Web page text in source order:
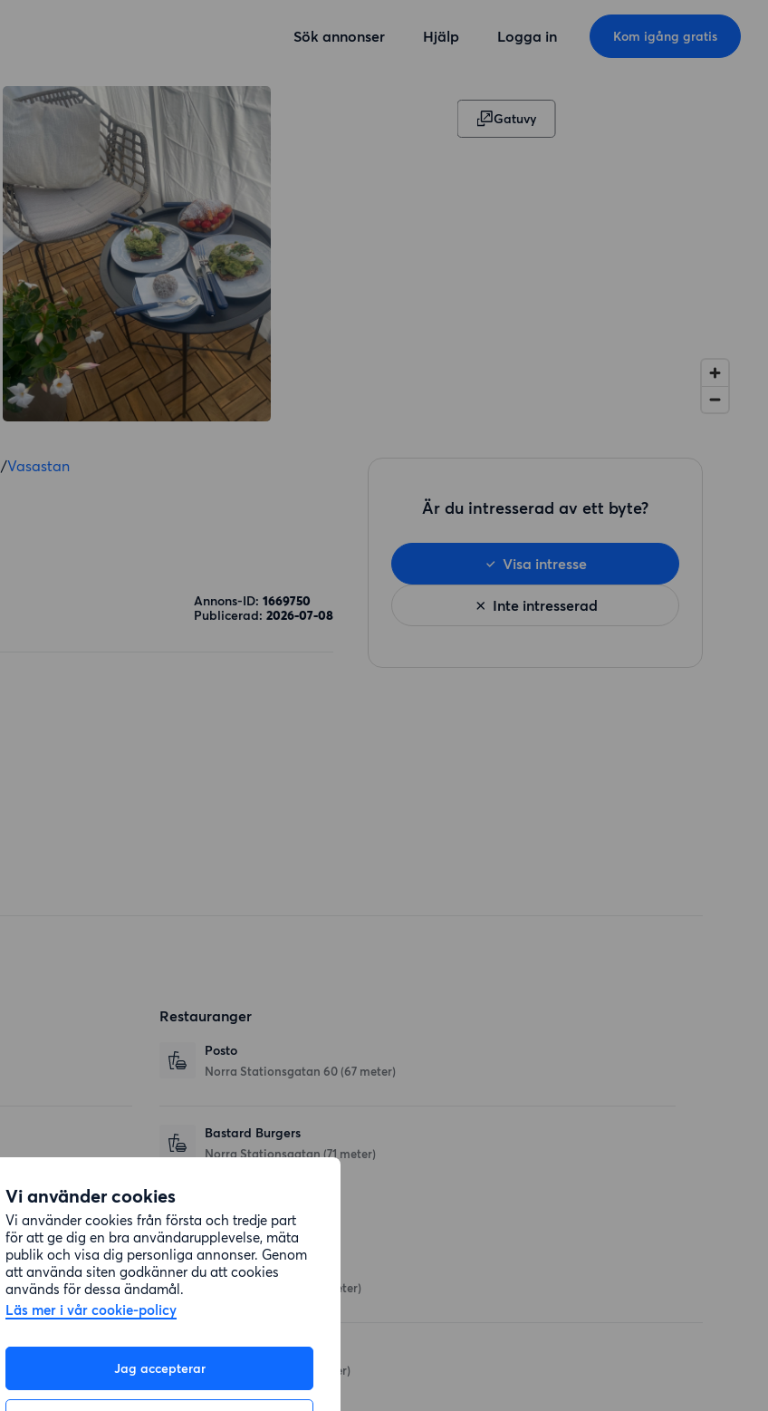
Vi använder cookies
Vi använder cookies från första och tredje part
för att ge dig en bra användarupplevelse, mäta
publik och visa dig personliga annonser. Genom
att använda siten godkänner du att cookies
används för dessa ändamål.
Läs mer i vår cookie-policy
Jag accepterar
Sök annonser Hjälp Logga in Kom igång gratis
Gatuvy
/Vasastan
Annons-ID: 1669750
Publicerad: 2026-07-08
Är du intresserad av ett byte?
Inte intresserad
Visa intresse
Restauranger
Posto
Norra Stationsgatan 60 (67 meter)
Bastard Burgers
Norra Stationsgatan (71 meter)
Affärer
Coop
(111 meter)
Lidl
Hälsingegatan (315 meter)